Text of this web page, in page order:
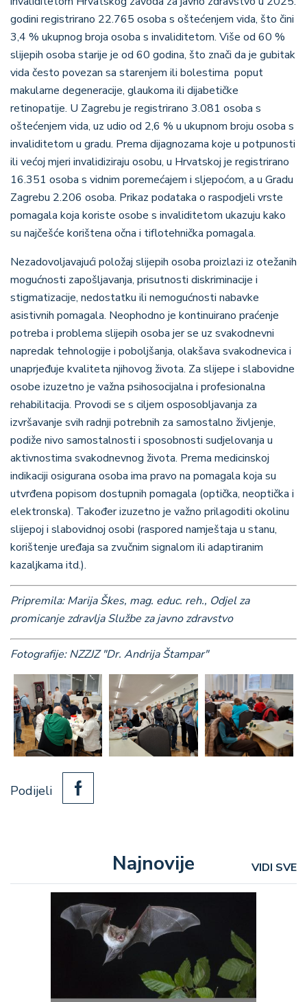
godini registrirano 22.765 osoba s oštećenjem vida, što čini
3,4 % ukupnog broja osoba s invaliditetom. Više od 60 %
slijepih osoba starije je od 60 godina, što znači da je gubitak
vida često povezan sa starenjem ili bolestima poput
makularne degeneracije, glaukoma ili dijabetičke
retinopatije. U Zagrebu je registrirano 3.081 osoba s
oštećenjem vida, uz udio od 2,6 % u ukupnom broju osoba s
invaliditetom u gradu. Prema dijagnozama koje u potpunosti
ili većoj mjeri invalidiziraju osobu, u Hrvatskoj je registrirano
16.351 osoba s vidnim poremećajem i sljepoćom, a u Gradu
Zagrebu 2.206 osoba. Prikaz podataka o raspodjeli vrste
pomagala koja koriste osobe s invaliditetom ukazuju kako
su najčešće korištena očna i tiflotehnička pomagala.
Nezadovoljavajući položaj slijepih osoba proizlazi iz otežanih
mogućnosti zapošljavanja, prisutnosti diskriminacije i
stigmatizacije, nedostatku ili nemogućnosti nabavke
asistivnih pomagala. Neophodno je kontinuirano praćenje
potreba i problema slijepih osoba jer se uz svakodnevni
napredak tehnologije i poboljšanja, olakšava svakodnevica i
unaprjeđuje kvaliteta njihovog života. Za slijepe i slabovidne
osobe izuzetno je važna psihosocijalna i profesionalna
rehabilitacija. Provodi se s ciljem osposobljavanja za
izvršavanje svih radnji potrebnih za samostalno življenje,
podiže nivo samostalnosti i sposobnosti sudjelovanja u
aktivnostima svakodnevnog života. Prema medicinskoj
indikaciji osigurana osoba ima pravo na pomagala koja su
utvrđena popisom dostupnih pomagala (optička, neoptička i
elektronska). Također izuzetno je važno prilagoditi okolinu
slijepoj i slabovidnoj osobi (raspored namještaja u stanu,
korištenje uređaja sa zvučnim signalom ili adaptiranim
kazaljkama itd.).
Pripremila: Marija Škes, mag. educ. reh., Odjel za
promicanje zdravlja Službe za javno zdravstvo
Fotografije: NZZJZ "Dr. Andrija Štampar"
Podijeli
Najnovije VIDI SVE